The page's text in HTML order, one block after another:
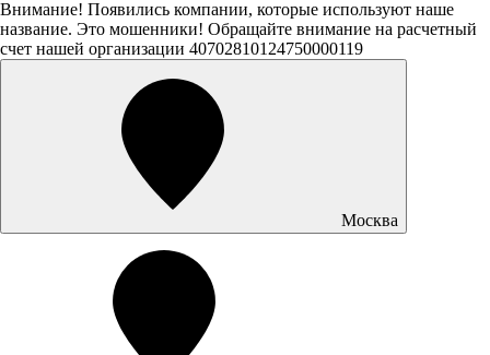
Внимание! Появились компании, которые используют наше
название. Это мошенники! Обращайте внимание на расчетный
счет нашей организации 40702810124750000119
Москва